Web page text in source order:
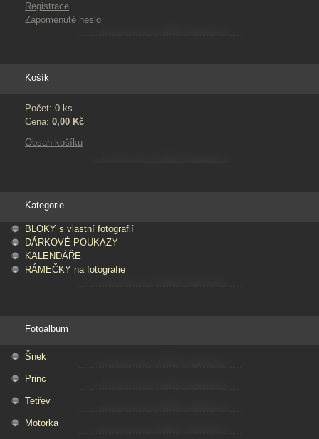
Registrace
Zapomenuté heslo
Košík
Počet: 0 ks
Cena: 0,00 Kč
Obsah košíku
Kategorie
BLOKY s vlastní fotografií
DÁRKOVÉ POUKAZY
KALENDÁŘE
RÁMEČKY na fotografie
Fotoalbum
Šnek
Princ
Tetřev
Motorka